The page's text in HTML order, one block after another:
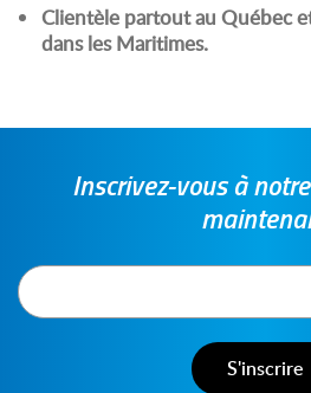
Clientèle partout au Québec
dans les Maritimes.
Inscrivez-vous à